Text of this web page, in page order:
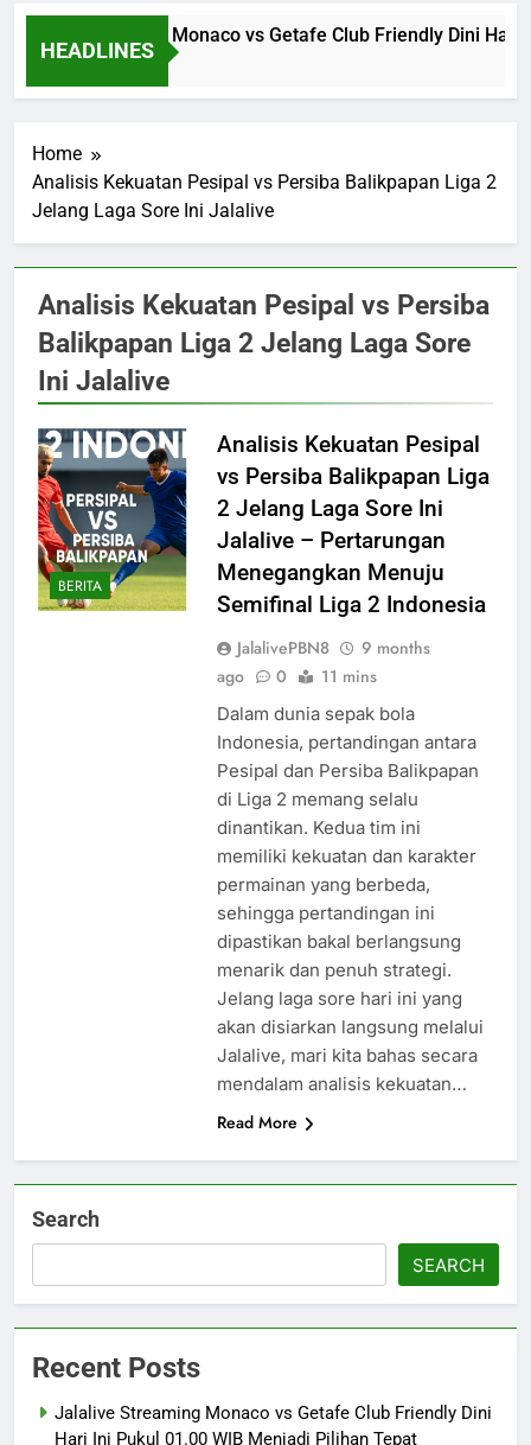
HEADLINES
Jalalive Streaming Monaco vs Getafe Club Friendly Dini Hari
8 Hours Ago
Home
Analisis Kekuatan Pesipal vs Persiba Balikpapan Liga 2
Jelang Laga Sore Ini Jalalive
Analisis Kekuatan Pesipal vs Persiba
Balikpapan Liga 2 Jelang Laga Sore
Ini Jalalive
BERITA
Analisis Kekuatan Pesipal
vs Persiba Balikpapan Liga
2 Jelang Laga Sore Ini
Jalalive – Pertarungan
Menegangkan Menuju
Semifinal Liga 2 Indonesia
JalalivePBN8
9 months
ago
0 11 mins
Dalam dunia sepak bola
Indonesia, pertandingan antara
Pesipal dan Persiba Balikpapan
di Liga 2 memang selalu
dinantikan. Kedua tim ini
memiliki kekuatan dan karakter
permainan yang berbeda,
sehingga pertandingan ini
dipastikan bakal berlangsung
menarik dan penuh strategi.
Jelang laga sore hari ini yang
akan disiarkan langsung melalui
Jalalive, mari kita bahas secara
mendalam analisis kekuatan…
Read More
Search
SEARCH
Recent Posts
Jalalive Streaming Monaco vs Getafe Club Friendly Dini
Hari Ini Pukul 01.00 WIB Menjadi Pilihan Tepat